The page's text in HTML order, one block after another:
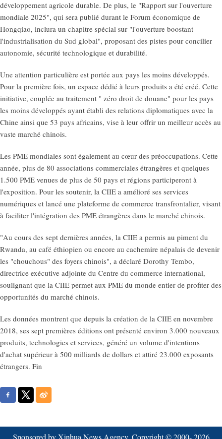
développement agricole durable. De plus, le "Rapport sur l'ouverture
mondiale 2025", qui sera publié durant le Forum économique de
Hongqiao, inclura un chapitre spécial sur "l'ouverture boostant
l'industrialisation du Sud global", proposant des pistes pour concilier
autonomie, sécurité technologique et durabilité.
Une attention particulière est portée aux pays les moins développés.
Pour la première fois, un espace dédié à leurs produits a été créé. Cette
initiative, couplée au traitement " zéro droit de douane" pour les pays
les moins développés ayant établi des relations diplomatiques avec la
Chine ainsi que 53 pays africains, vise à leur offrir un meilleur accès au
vaste marché chinois.
Les PME mondiales sont également au cœur des préoccupations. Cette
année, plus de 80 associations commerciales étrangères et quelques
1.500 PME venues de plus de 50 pays et régions participeront à
l'exposition. Pour les soutenir, la CIIE a amélioré ses services
numériques et lancé une plateforme de commerce transfrontalier, visant
à faciliter l'intégration des PME étrangères dans le marché chinois.
"Au cours des sept dernières années, la CIIE a permis au piment du
Rwanda, au café éthiopien ou encore au cachemire népalais de devenir
les "chouchous" des foyers chinois", a déclaré Dorothy Tembo,
directrice exécutive adjointe du Centre du commerce international,
soulignant que la CIIE permet aux PME du monde entier de profiter des
opportunités du marché chinois.
Les données montrent que depuis la création de la CIIE en novembre
2018, ses sept premières éditions ont présenté environ 3.000 nouveaux
produits, technologies et services, généré un volume d'intentions
d'achat supérieur à 500 milliards de dollars et attiré 23.000 exposants
étrangers. Fin
Sponsored by Xinhua News Agency. Copyright © 2000-2026